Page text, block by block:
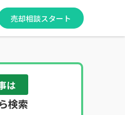
売却相談スタート
は
検索